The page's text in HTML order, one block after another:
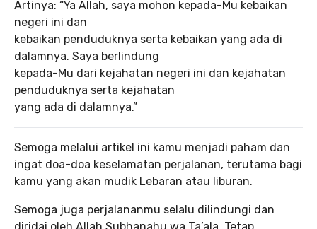
Artinya: “Ya Allah, saya mohon kepada-Mu kebaikan
negeri ini dan
kebaikan penduduknya serta kebaikan yang ada di
dalamnya. Saya berlindung
kepada-Mu dari kejahatan negeri ini dan kejahatan
penduduknya serta kejahatan
yang ada di dalamnya.”
Semoga melalui artikel ini kamu menjadi paham dan
ingat doa-doa keselamatan perjalanan, terutama bagi
kamu yang akan mudik Lebaran atau liburan.
Semoga juga perjalananmu selalu dilindungi dan
diridai oleh Allah Subhanahu wa Ta’ala. Tetap